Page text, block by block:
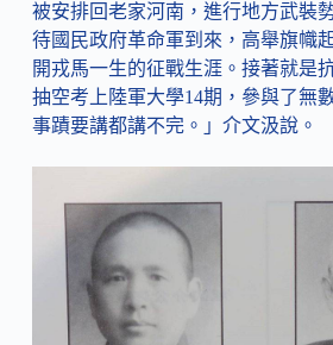
被安排回老家河南，進行地方武裝
待國民政府革命軍到來，高舉旗幟
開戎馬一生的征戰生涯。接著就是
抽空考上陸軍大學14期，參與了無
事蹟要講都講不完。」介文汲說。